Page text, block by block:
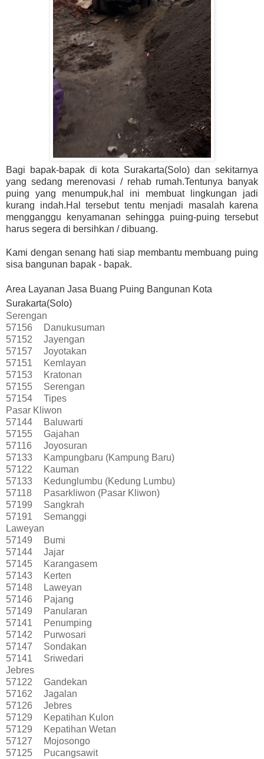
Bagi bapak-bapak di kota Surakarta(Solo) dan sekitarnya
yang sedang merenovasi / rehab rumah.Tentunya banyak
puing yang menumpuk,hal ini membuat lingkungan jadi
kurang indah.Hal tersebut tentu menjadi masalah karena
mengganggu kenyamanan sehingga puing-puing tersebut
harus segera di bersihkan / dibuang.
Kami dengan senang hati siap membantu membuang puing
sisa bangunan bapak - bapak.
Area Layanan Jasa Buang Puing Bangunan Kota
Surakarta(Solo)
Serengan
57156
Danukusuman
57152
Jayengan
57157
Joyotakan
57151
Kemlayan
57153
Kratonan
57155
Serengan
57154
Tipes
Pasar Kliwon
57144
Baluwarti
57155
Gajahan
57116
Joyosuran
57133
Kampungbaru (Kampung Baru)
57122
Kauman
57133
Kedunglumbu (Kedung Lumbu)
57118
Pasarkliwon (Pasar Kliwon)
57199
Sangkrah
57191
Semanggi
Laweyan
57149
Bumi
57144
Jajar
57145
Karangasem
57143
Kerten
57148
Laweyan
57146
Pajang
57149
Panularan
57141
Penumping
57142
Purwosari
57147
Sondakan
57141
Sriwedari
Jebres
57122
Gandekan
57162
Jagalan
57126
Jebres
57129
Kepatihan Kulon
57129
Kepatihan Wetan
57127
Mojosongo
57125
Pucangsawit